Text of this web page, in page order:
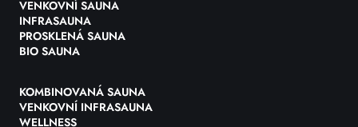
VENKOVNÍ SAUNA
INFRASAUNA
PROSKLENÁ SAUNA
BIO SAUNA
KOMBINOVANÁ SAUNA
VENKOVNÍ INFRASAUNA
WELLNESS